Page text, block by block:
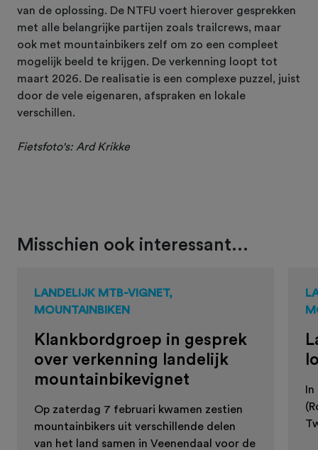
van de oplossing. De NTFU voert hierover gesprekken
met alle belangrijke partijen zoals trailcrews, maar
ook met mountainbikers zelf om zo een compleet
mogelijk beeld te krijgen. De verkenning loopt tot
maart 2026. De realisatie is een complexe puzzel, juist
door de vele eigenaren, afspraken en lokale
verschillen.
Fietsfoto's: Ard Krikke
Misschien ook interessant...
LANDELIJK MTB-VIGNET,
MOUNTAINBIKEN
Klankbordgroep in gesprek
over verkenning landelijk
mountainbikevignet
Op zaterdag 7 februari kwamen zestien
mountainbikers uit verschillende delen
van het land samen in Veenendaal voor de